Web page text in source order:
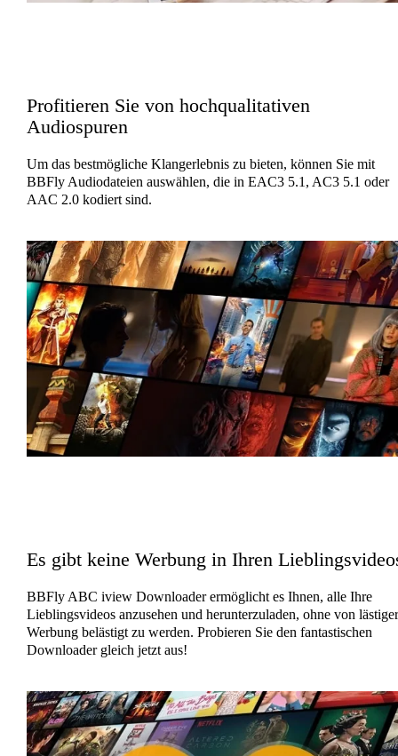
Profitieren Sie von hochqualitativen
Audiospuren
Um das bestmögliche Klangerlebnis zu bieten, können Sie mit
BBFly Audiodateien auswählen, die in EAC3 5.1, AC3 5.1 oder
AAC 2.0 kodiert sind.
Es gibt keine Werbung in Ihren
BBFly ABC iview Downloader ermöglicht es Ihnen, alle Ihre
Lieblingsvideos anzusehen und herunterzuladen, ohne von lästiger
Werbung belästigt zu werden. Probieren Sie den fantastischen
Downloader gleich jetzt aus!